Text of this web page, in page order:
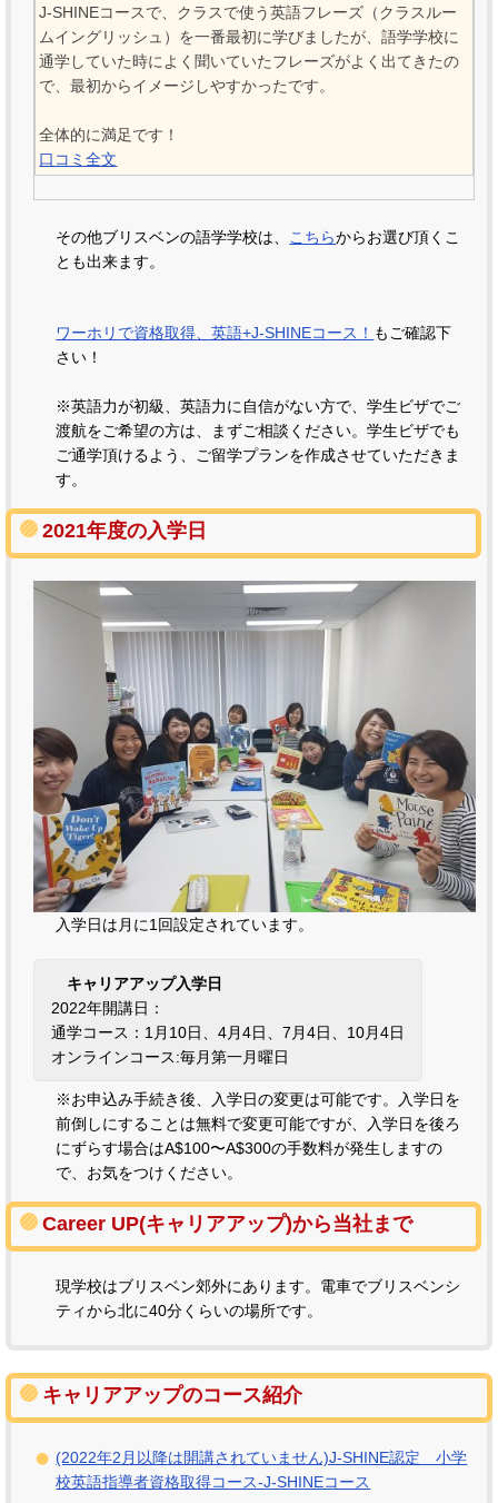
J-SHINEコースで、クラスで使う英語フレーズ（クラスルー
ムイングリッシュ）を一番最初に学びましたが、語学学校に
通学していた時によく聞いていたフレーズがよく出てきたの
で、最初からイメージしやすかったです。
全体的に満足です！
口コミ全文
その他ブリスベンの語学学校は、 こちらからお選び頂くこ
とも出来ます。
ワーホリで資格取得、英語+J-SHINEコース！ もご確認下
さい！
※英語力が初級、英語力に自信がない方で、学生ビザでご
渡航をご希望の方は、まずご相談ください。学生ビザでも
ご通学頂けるよう、ご留学プランを作成させていただきま
す。
2021年度の入学日
入学日は月に1回設定されています。
キャリアアップ入学日
2022年開講日：
通学コース：1月10日、4月4日、7月4日、10月4日
オンラインコース:毎月第一月曜日
※お申込み手続き後、入学日の変更は可能です。入学日を
前倒しにすることは無料で変更可能ですが、入学日を後ろ
にずらす場合はA$100〜A$300の手数料が発生しますの
で、お気をつけください。
Career UP(キャリアアップ)から当社まで
現学校はブリスベン郊外にあります。電車でブリスベンシ
ティから北に40分くらいの場所です。
キャリアアップのコース紹介
(2022年2月以降は開講されていません)J-SHINE認定 小学
校英語指導者資格取得コース-J-SHINEコース